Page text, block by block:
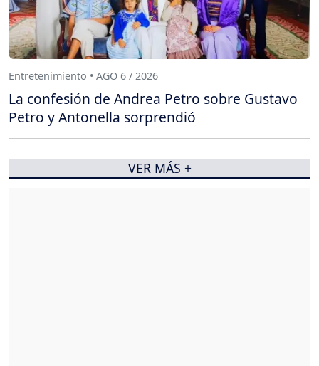
Entretenimiento • AGO 6 / 2026
La confesión de Andrea Petro sobre Gustavo
Petro y Antonella sorprendió
VER MÁS +